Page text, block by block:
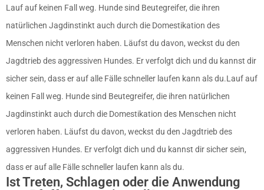
Lauf auf keinen Fall weg. Hunde sind Beutegreifer, die ihren
natürlichen Jagdinstinkt auch durch die Domestikation des
Menschen nicht verloren haben. Läufst du davon, weckst du den
Jagdtrieb des aggressiven Hundes. Er verfolgt dich und du kannst dir
sicher sein, dass er auf alle Fälle schneller laufen kann als du.Lauf auf
keinen Fall weg. Hunde sind Beutegreifer, die ihren natürlichen
Jagdinstinkt auch durch die Domestikation des Menschen nicht
verloren haben. Läufst du davon, weckst du den Jagdtrieb des
aggressiven Hundes. Er verfolgt dich und du kannst dir sicher sein,
dass er auf alle Fälle schneller laufen kann als du.
Ist Treten, Schlagen oder die Anwendung